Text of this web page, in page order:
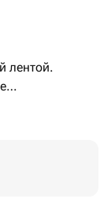
лентой.
придают